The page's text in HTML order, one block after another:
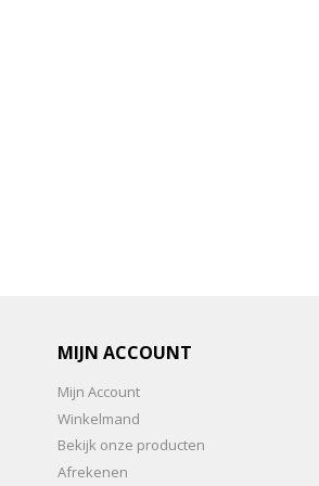
MIJN ACCOUNT
Mijn Account
Winkelmand
Bekijk onze producten
Afrekenen